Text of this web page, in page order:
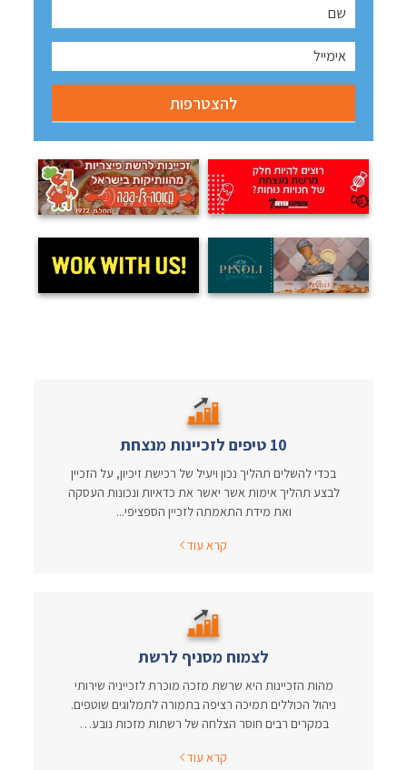
10 טיפים לזכיינות מנצחת
בכדי להשלים תהליך נכון ויעיל של רכישת זיכיון, על הזכיין
לבצע תהליך אימות אשר יאשר את כדאיות ונכונות העסקה
ואת מידת התאמתה לזכיין הספציפי...
קרא עוד
לצמוח מסניף לרשת
מהות הזכיינות היא שרשת מזכה מוכרת לזכייניה שירותי
ניהול הכוללים תמיכה רציפה בתמורה לתמלוגים שוטפים.
במקרים רבים חוסר הצלחה של רשתות מזכות נובע…
קרא עוד